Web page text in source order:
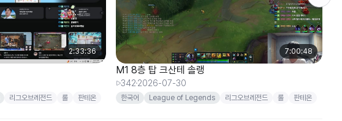
2:33:36
리그오브레전드 롤
판테온
7:00:48
M1 8층 탑 크산테 솔랭
3422026-07-30
한국어 League of Legends 리그오브레전드 롤
판테온